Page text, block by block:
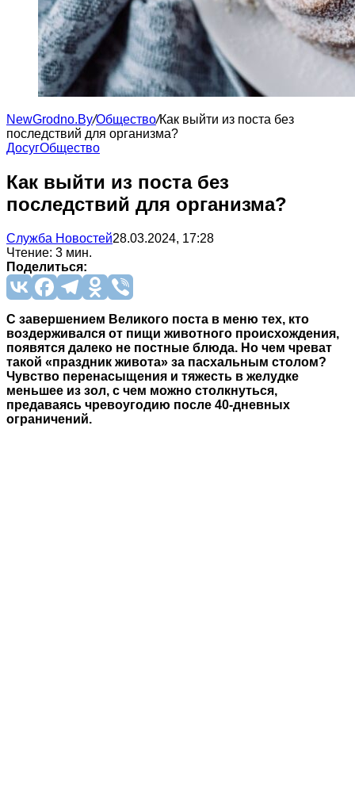
NewGrodno.By/Общество/Как выйти из поста без
последствий для организма?
ДосугОбщество
Как выйти из поста без
последствий для организма?
Служба Новостей28.03.2024, 17:28
Чтение: 3 мин.
Поделиться:
С завершением Великого поста в меню тех, кто
воздерживался от пищи животного происхождения,
появятся далеко не постные блюда. Но чем чреват
такой «праздник живота» за пасхальным столом?
Чувство перенасыщения и тяжесть в желудке
меньшее из зол, с чем можно столкнуться,
предаваясь чревоугодию после 40-дневных
ограничений.